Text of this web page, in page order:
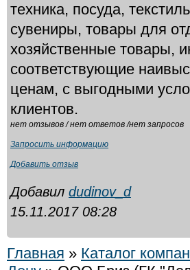
техника, посуда,
сувениры, товары для
хозяйственные товары,
соответствующие
ценам, с выгодными
клиентов.
нет отзывов / нет ответов /нет запросов
Запросить информацию
Добавить отзыв
Добавил dudinov_d
15.11.2017 08:28
Главная » Каталог